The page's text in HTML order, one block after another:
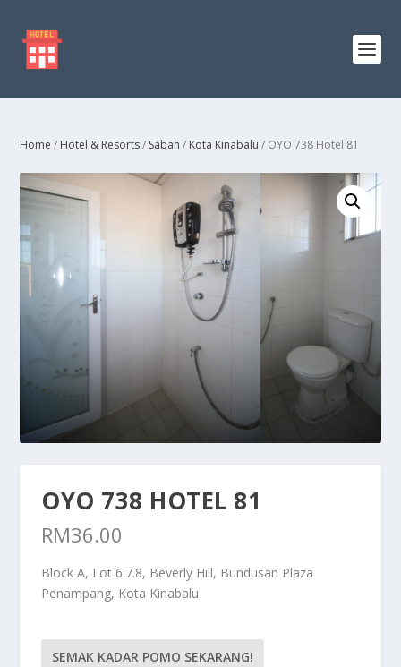
Home / Hotel & Resorts/ Sabah / Kota Kinabalu / OYO 738 Hotel 81
OYO 738 HOTEL 81
RM36.00
Block A, Lot 6.7.8, Beverly Hill, Bundusan Plaza
Penampang, Kota Kinabalu
SEMAK KADAR POMO SEKARANG!